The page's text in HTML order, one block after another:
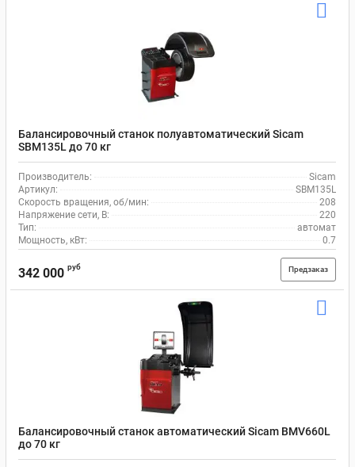
Балансировочный станок полуавтоматический Sicam
SBM135L до 70 кг
Производитель:
Sicam
Артикул:
SBM135L
Скорость вращения, об/мин:
208
Напряжение сети, В:
220
Тип:
автомат
Мощность, кВт:
0.7
342 000 руб Предзаказ
Балансировочный станок автоматический Sicam BMV660L
до 70 кг